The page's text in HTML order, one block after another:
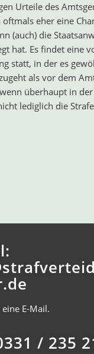
Urteile des
eher eine
(auch) die
hat. Es findet eine
statt, in der es
als vor dem
überhaupt in der
lediglich die
E-Mail.
/ 235